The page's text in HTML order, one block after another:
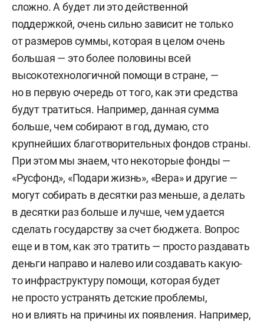
сложно. А будет ли это действенной
поддержкой, очень сильно зависит не только
от размеров суммы, которая в целом очень
большая — это более половины всей
высокотехнологичной помощи в стране, —
но в первую очередь от того, как эти средства
будут тратиться. Например, данная сумма
больше, чем собирают в год, думаю, сто
крупнейших благотворительных фондов страны.
При этом мы знаем, что некоторые фонды —
«Русфонд», «Подари жизнь», «Вера» и другие —
могут собирать в десятки раз меньше, а делать
в десятки раз больше и лучше, чем удается
сделать государству за счет бюджета. Вопрос
еще и в том, как это тратить — просто раздавать
деньги направо и налево или создавать какую-
то инфраструктуру помощи, которая будет
не просто устранять детские проблемы,
но и влиять на причины их появления. Например,